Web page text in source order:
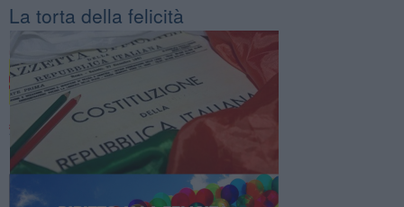
La torta della felicità